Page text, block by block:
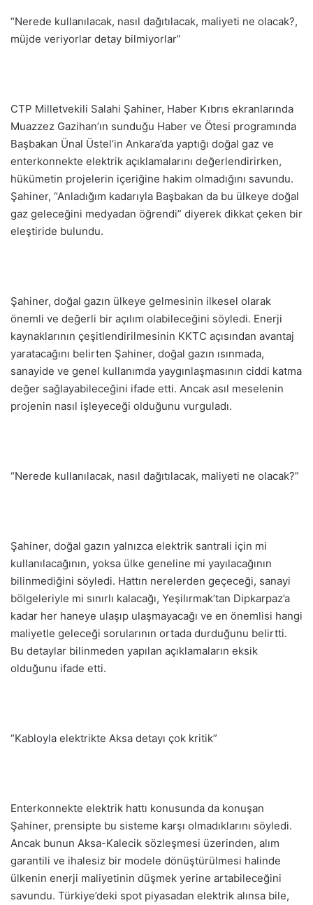
“Nerede kullanılacak, nasıl dağıtılacak, maliyeti ne olacak?,
müjde veriyorlar detay bilmiyorlar”
CTP Milletvekili Salahi Şahiner, Haber Kıbrıs ekranlarında
Muazzez Gazihan’ın sunduğu Haber ve Ötesi programında
Başbakan Ünal Üstel’in Ankara’da yaptığı doğal gaz ve
enterkonnekte elektrik açıklamalarını değerlendirirken,
hükümetin projelerin içeriğine hakim olmadığını savundu.
Şahiner, “Anladığım kadarıyla Başbakan da bu ülkeye doğal
gaz geleceğini medyadan öğrendi” diyerek dikkat çeken bir
eleştiride bulundu.
Şahiner, doğal gazın ülkeye gelmesinin ilkesel olarak
önemli ve değerli bir açılım olabileceğini söyledi. Enerji
kaynaklarının çeşitlendirilmesinin KKTC açısından avantaj
yaratacağını belirten Şahiner, doğal gazın ısınmada,
sanayide ve genel kullanımda yaygınlaşmasının ciddi katma
değer sağlayabileceğini ifade etti. Ancak asıl meselenin
projenin nasıl işleyeceği olduğunu vurguladı.
“Nerede kullanılacak, nasıl dağıtılacak, maliyeti ne olacak?”
Şahiner, doğal gazın yalnızca elektrik santrali için mi
kullanılacağının, yoksa ülke geneline mi yayılacağının
bilinmediğini söyledi. Hattın nerelerden geçeceği, sanayi
bölgeleriyle mi sınırlı kalacağı, Yeşilırmak’tan Dipkarpaz’a
kadar her haneye ulaşıp ulaşmayacağı ve en önemlisi hangi
maliyetle geleceği sorularının ortada durduğunu belirtti.
Bu detaylar bilinmeden yapılan açıklamaların eksik
olduğunu ifade etti.
“Kabloyla elektrikte Aksa detayı çok kritik”
Enterkonnekte elektrik hattı konusunda da konuşan
Şahiner, prensipte bu sisteme karşı olmadıklarını söyledi.
Ancak bunun Aksa-Kalecik sözleşmesi üzerinden, alım
garantili ve ihalesiz bir modele dönüştürülmesi halinde
ülkenin enerji maliyetinin düşmek yerine artabileceğini
savundu. Türkiye’deki spot piyasadan elektrik alınsa bile,